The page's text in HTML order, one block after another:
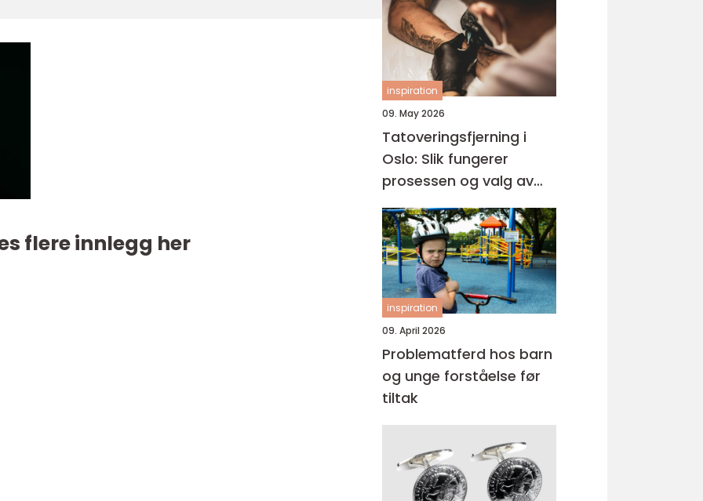
flere innlegg her
inspiration
09. May 2026
Tatoveringsfjerning i
Oslo: Slik fungerer
prosessen og valg av
riktig klinikk
inspiration
09. April 2026
Problematferd hos barn
og unge forståelse før
tiltak